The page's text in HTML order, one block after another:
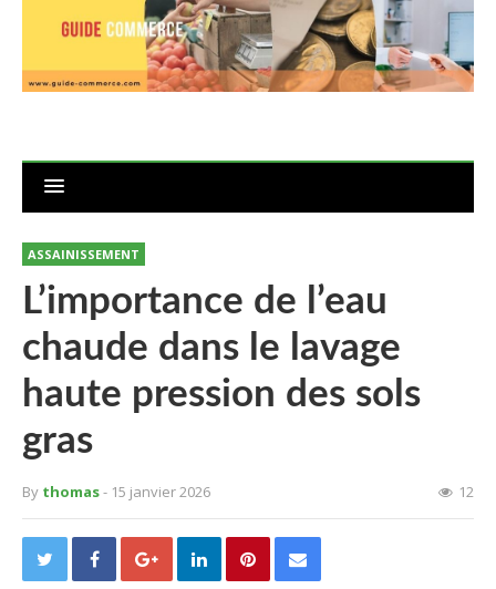
ASSAINISSEMENT
L’importance de l’eau
chaude dans le lavage
haute pression des sols
gras
By thomas- 15 janvier 2026 12